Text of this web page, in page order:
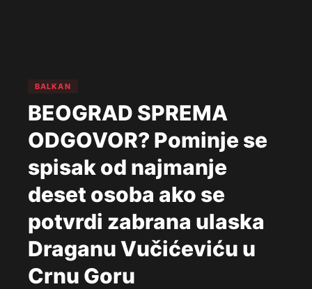
BALKAN
BEOGRAD SPREMA
ODGOVOR? Pominje se
spisak od najmanje
deset osoba ako se
potvrdi zabrana ulaska
Draganu Vučićeviću u
Crnu Goru